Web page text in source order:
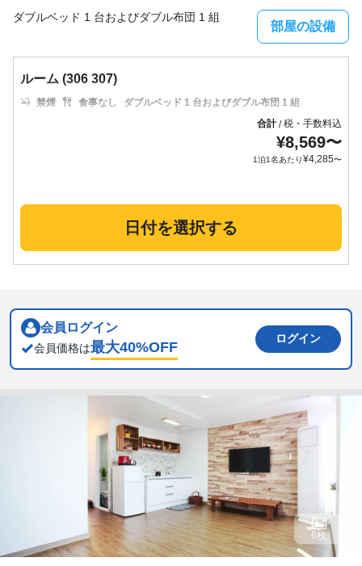
ダブルベッド 1 台およびダブル布団 1 組
部屋の設備
ルーム (306 307)
禁煙 食事なし
ダブルベッド 1 台およびダブル布団 1 組
合計/税・手数料込
¥8,569〜
1泊1名あたり¥4,285〜
日付を選択する
会員ログイン
会員価格は最大40%OFF
ログイン
6枚